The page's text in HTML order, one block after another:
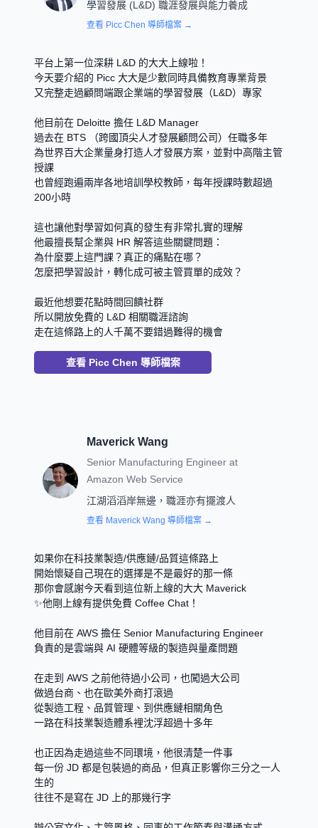
學習發展 (L&D) 職涯發展與能力養成
查看 Picc Chen 導師檔案 →
平台上第一位深耕 L&D 的大大上線啦！
今天要介紹的 Picc 大大是少數同時具備教育專業背景
又完整走過顧問端跟企業端的學習發展（L&D）專家
他目前在 Deloitte 擔任 L&D Manager
過去在 BTS （跨國頂尖人才發展顧問公司）任職多年
為世界百大企業量身打造人才發展方案，並對中高階主管
授課
也曾經跑遍兩岸各地培訓學校教師，每年授課時數超過
200小時
這也讓他對學習如何真的發生有非常扎實的理解
他最擅長幫企業與 HR 解答這些關鍵問題：
為什麼要上這門課？真正的痛點在哪？
怎麼把學習設計，轉化成可被主管買單的成效？
最近他想要花點時間回饋社群
所以開放免費的 L&D 相關職涯諮詢
走在這條路上的人千萬不要錯過難得的機會
查看 Picc Chen 導師檔案
Maverick Wang
Senior Manufacturing Engineer at
Amazon Web Service
江湖滔滔岸無邊，職涯亦有擺渡人
查看 Maverick Wang 導師檔案 →
如果你在科技業製造/供應鏈/品質這條路上
開始懷疑自己現在的選擇是不是最好的那一條
那你會感謝今天看到這位新上線的大大 Maverick
✨他剛上線有提供免費 Coffee Chat！
他目前在 AWS 擔任 Senior Manufacturing Engineer
負責的是雲端與 AI 硬體等級的製造與量產問題
在走到 AWS 之前他待過小公司，也闖過大公司
做過台商、也在歐美外商打滾過
從製造工程、品質管理、到供應鏈相關角色
一路在科技業製造體系裡沈浮超過十多年
也正因為走過這些不同環境，他很清楚一件事
每一份 JD 都是包裝過的商品，但真正影響你三分之一人
生的
往往不是寫在 JD 上的那幾行字